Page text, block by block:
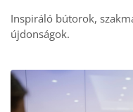
Inspiráló bútorok,
újdonságok.